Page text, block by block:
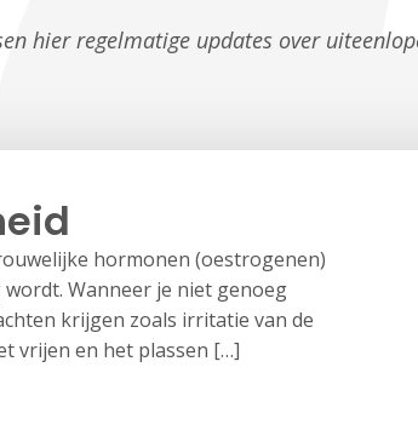
hier regelmatige updates over
hormonen (oestrogenen)
Wanneer je niet genoeg
krijgen zoals irritatie van de
vrijen en het plassen […]